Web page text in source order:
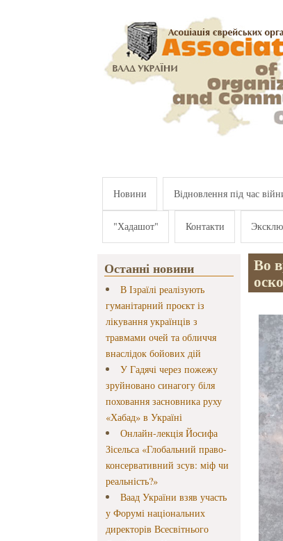
Новини Відновлення під час
"Хадашот" Контакти
Останні новини
В Ізраїлі реалізують
гуманітарний проєкт із
лікування українців з
травмами очей та обличчя
внаслідок бойових дій
У Гадячі через пожежу
зруйновано синагогу біля
поховання засновника руху
«Хабад» в Україні
Онлайн-лекція Йосифа
Зісельса «Глобальний право-
консервативний зсув: міф чи
реальність?»
Ваад України взяв участь
у Форумі національних
директорів Всесвітнього
Во